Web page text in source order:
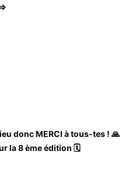
donc MERCI à tous-tes ! 🙏
la 8 ème édition 🗓️